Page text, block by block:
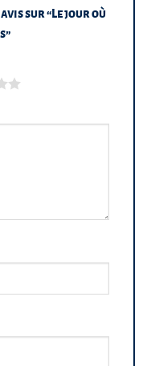
sur “Le jour où